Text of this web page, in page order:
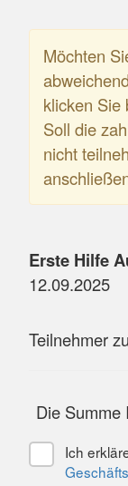
Möchten
klicken Sie
Soll die
nicht
Erste Hilfe
12.09.2025
Teilnehmer
Die Summe
Ich